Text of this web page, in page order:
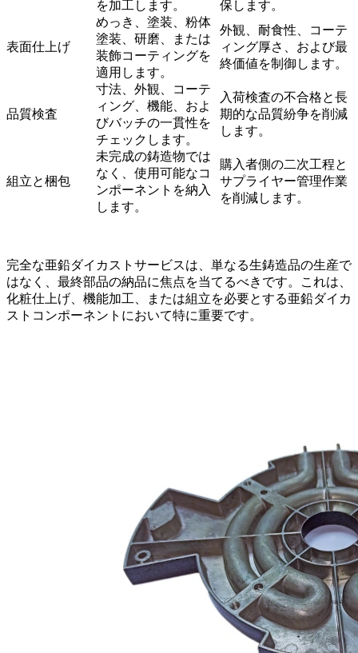
を加工します。 保します。
表面仕上げ
めっき、塗装、粉体
塗装、研磨、または
装飾コーティングを
適用します。
外観、耐食性、コーテ
ィング厚さ、および最
終価値を制御します。
品質検査
寸法、外観、コーテ
ィング、機能、およ
びバッチの一貫性を
チェックします。
入荷検査の不合格と長
期的な品質紛争を削減
します。
組立と梱包
未完成の鋳造物では
なく、使用可能なコ
ンポーネントを納入
します。
購入者側の二次工程と
サプライヤー管理作業
を削減します。
完全な亜鉛ダイカストサービスは、単なる生鋳造品の生産で
はなく、最終部品の納品に焦点を当てるべきです。これは、
化粧仕上げ、機能加工、または組立を必要とする亜鉛ダイカ
ストコンポーネントにおいて特に重要です。